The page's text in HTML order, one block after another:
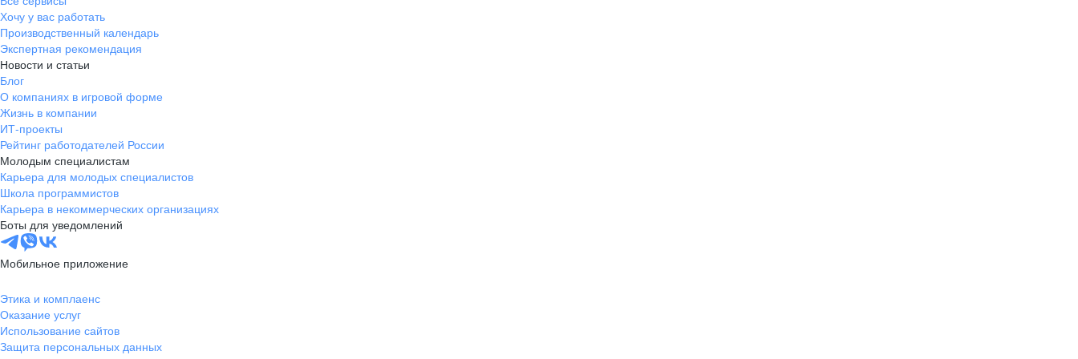
Хочу у вас работать
Производственный календарь
Экспертная рекомендация
Новости и статьи
Блог
О компаниях в игровой форме
Жизнь в компании
ИТ-проекты
Рейтинг работодателей России
Молодым специалистам
Карьера для молодых специалистов
Школа программистов
Карьера в некоммерческих организациях
Боты для уведомлений
Мобильное приложение
Этика и комплаенс
Оказание услуг
Использование сайтов
Защита персональных данных